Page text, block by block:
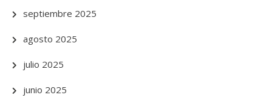
septiembre 2025
agosto 2025
julio 2025
junio 2025